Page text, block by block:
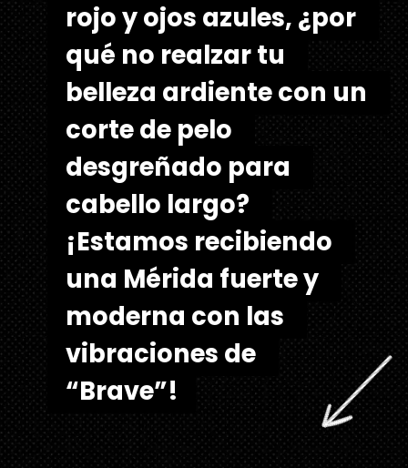
rojo y ojos azules, ¿por
qué no realzar tu
belleza ardiente con un
corte de pelo
desgreñado para
cabello largo?
¡Estamos recibiendo
una Mérida fuerte y
moderna con las
vibraciones de
“Brave”!
rojo y ojos azules, ¿por
qué no realzar tu
belleza ardiente con un
corte de pelo
desgreñado para
cabello largo?
¡Estamos recibiendo
una Mérida fuerte y
moderna con las
vibraciones de
“Brave”!